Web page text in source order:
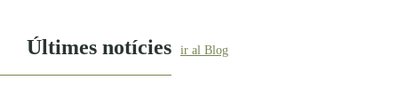
Últimes notícies ir al Blog